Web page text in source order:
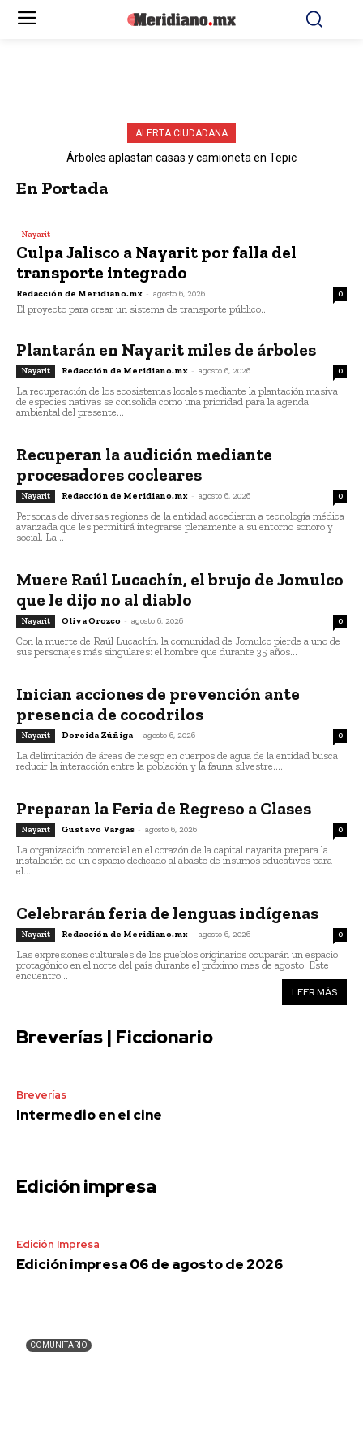
ALERTA CIUDADANA
Árboles aplastan casas y camioneta en Tepic
En Portada
Nayarit
Culpa Jalisco a Nayarit por falla del
transporte integrado
Redacción de Meridiano.mx - agosto 6, 2026 0
El proyecto para crear un sistema de transporte público...
Plantarán en Nayarit miles de árboles
Nayarit Redacción de Meridiano.mx - agosto 6, 2026 0
La recuperación de los ecosistemas locales mediante la plantación masiva
de especies nativas se consolida como una prioridad para la agenda
ambiental del presente...
Recuperan la audición mediante
procesadores cocleares
Nayarit Redacción de Meridiano.mx - agosto 6, 2026 0
Personas de diversas regiones de la entidad accedieron a tecnología médica
avanzada que les permitirá integrarse plenamente a su entorno sonoro y
social. La...
Muere Raúl Lucachín, el brujo de Jomulco
que le dijo no al diablo
Nayarit Oliva Orozco - agosto 6, 2026 0
Con la muerte de Raúl Lucachín, la comunidad de Jomulco pierde a uno de
sus personajes más singulares: el hombre que durante 35 años...
Inician acciones de prevención ante
presencia de cocodrilos
Nayarit Doreida Zúñiga - agosto 6, 2026 0
La delimitación de áreas de riesgo en cuerpos de agua de la entidad busca
reducir la interacción entre la población y la fauna silvestre....
Preparan la Feria de Regreso a Clases
Nayarit Gustavo Vargas - agosto 6, 2026 0
La organización comercial en el corazón de la capital nayarita prepara la
instalación de un espacio dedicado al abasto de insumos educativos para
el...
Celebrarán feria de lenguas indígenas
Nayarit Redacción de Meridiano.mx - agosto 6, 2026 0
Las expresiones culturales de los pueblos originarios ocuparán un espacio
protagónico en el norte del país durante el próximo mes de agosto. Este
encuentro...
LEER MÁS
Breverías | Ficcionario
Breverías
Intermedio en el cine
Edición impresa
Edición Impresa
Edición impresa 06 de agosto de 2026
COMUNITARIO